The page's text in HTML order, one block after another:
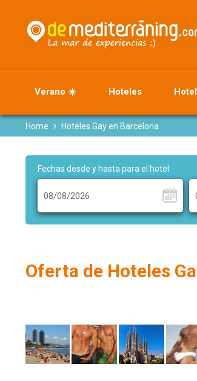
Verano ☀️ Hoteles
Home Hoteles Gay en Barcelona
Fechas desde y hasta para el hotel
Oferta de Hoteles